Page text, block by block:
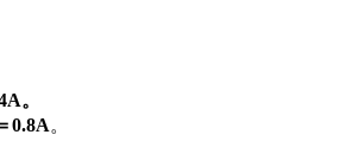
。
0.8A。